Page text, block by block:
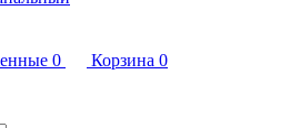
0 Корзина 0